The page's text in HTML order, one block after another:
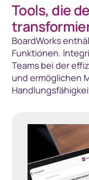
Tools, die
BoardWorks
Funktionen.
Teams bei der
und ermöglichen